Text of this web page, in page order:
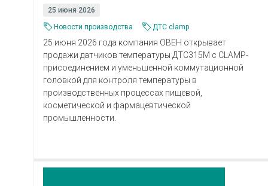
25 июня 2026
Новости производства
ДТС clamp
25 июня 2026 года компания ОВЕН открывает
продажи датчиков температуры ДТС315М с CLAMP-
присоединением и уменьшенной коммутационной
головкой для контроля температуры в
производственных процессах пищевой,
косметической и фармацевтической
промышленности.